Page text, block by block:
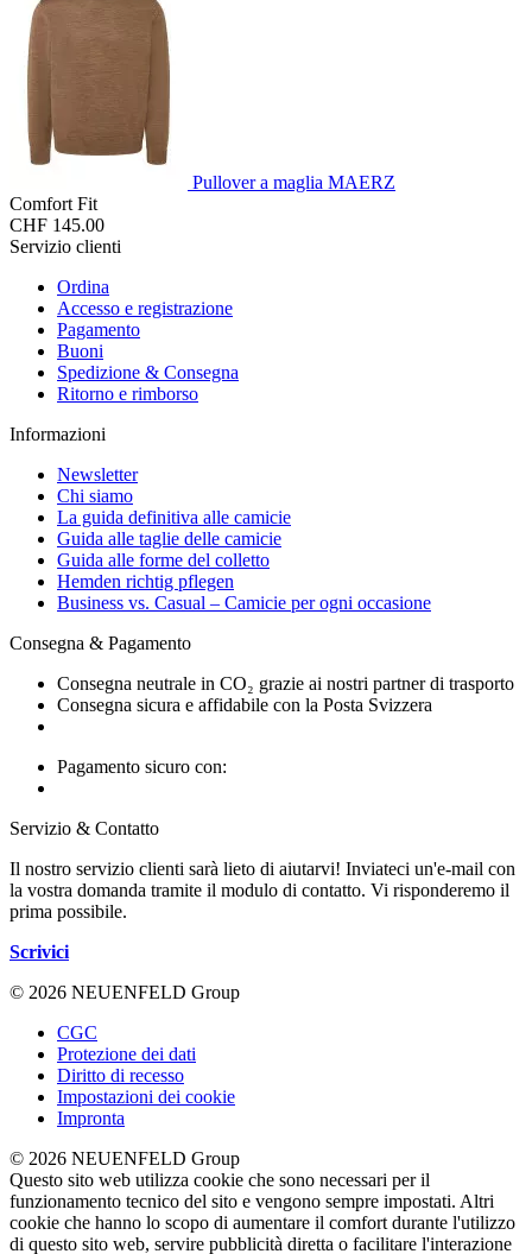
Pullover a maglia MAERZ
Comfort Fit
CHF 145.00
Servizio clienti
Ordina
Accesso e registrazione
Pagamento
Buoni
Spedizione & Consegna
Ritorno e rimborso
Informazioni
Newsletter
Chi siamo
La guida definitiva alle camicie
Guida alle taglie delle camicie
Guida alle forme del colletto
Hemden richtig pflegen
Business vs. Casual – Camicie per ogni occasione
Consegna & Pagamento
Consegna neutrale in CO₂ grazie ai nostri partner di trasporto
Consegna sicura e affidabile con la Posta Svizzera
Pagamento sicuro con:
Servizio & Contatto
Il nostro servizio clienti sarà lieto di aiutarvi! Inviateci un'e-mail con
la vostra domanda tramite il modulo di contatto. Vi risponderemo il
prima possibile.
Scrivici
© 2026 NEUENFELD Group
CGC
Protezione dei dati
Diritto di recesso
Impostazioni dei cookie
Impronta
© 2026 NEUENFELD Group
Questo sito web utilizza cookie che sono necessari per il
funzionamento tecnico del sito e vengono sempre impostati. Altri
cookie che hanno lo scopo di aumentare il comfort durante l'utilizzo
di questo sito web, servire pubblicità diretta o facilitare l'interazione